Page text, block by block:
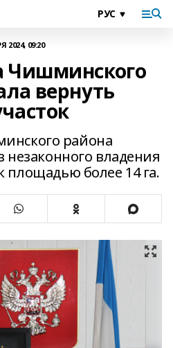
2024, 09:20
Чишминского
вернуть
района
незаконного владения
площадью более 14 га.